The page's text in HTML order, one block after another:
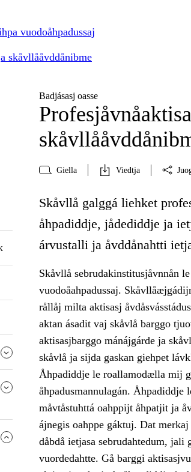
vuodoåhpadussaj
skåvllååvddånibme
Badjásasj oasse
Giella Viedtja
Skåvllå galggá liehket
åhpadiddje, jådediddje ja
árvustalli ja åvddånahtti
Skåvllå sebrudakinstitusjåvnnån
vuodoåahpadussaj.
rållåj milta aktisasj
aktan ásadit vaj skåvlå barggo
aktisasjbarggo mánájgárde ja
skåvlå ja sijda gaskan giehpet
Åhpadiddje le roallamodælla mij
åhpadusmannulagán.
måvtåstuhttá oahppijt åhpatjit ja
ájnegis oahppe gáktuj. Dat
dåbdå ietjasa sebrudahtedum,
vuordedahtte. Gå barggi